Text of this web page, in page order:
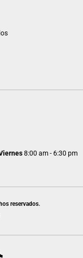
8:00 am - 6:30 pm
reservados.